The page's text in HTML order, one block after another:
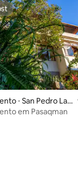
de 5, 13
⋅ San Pedro La L
Apartamento em Pasaqman